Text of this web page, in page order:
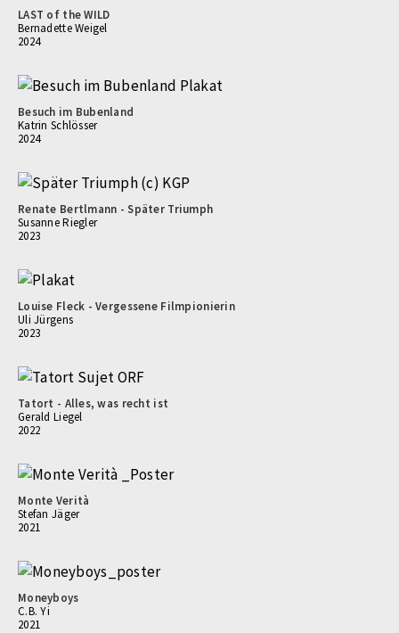
LAST of the WILD
Bernadette Weigel
2024
Besuch im Bubenland
Katrin Schlösser
2024
Renate Bertlmann - Später Triumph
Susanne Riegler
2023
Louise Fleck - Vergessene Filmpionierin
Uli Jürgens
2023
Tatort - Alles, was recht ist
Gerald Liegel
2022
Monte Verità
Stefan Jäger
2021
Moneyboys
C.B. Yi
2021